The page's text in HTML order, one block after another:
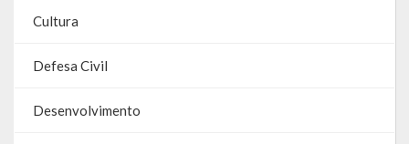
Contas
Cultura
Defesa Civil
Desenvolvimento